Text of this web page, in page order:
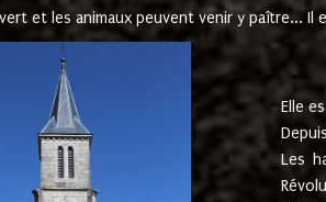
et les animaux peuvent venir y paître... Il
Elle
Les